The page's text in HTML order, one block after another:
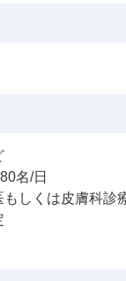
名/日
もしくは皮膚科診